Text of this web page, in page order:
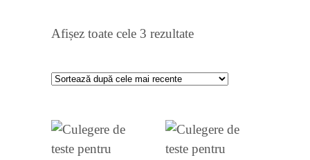
Afișez toate cele 3 rezultateSortat
mai